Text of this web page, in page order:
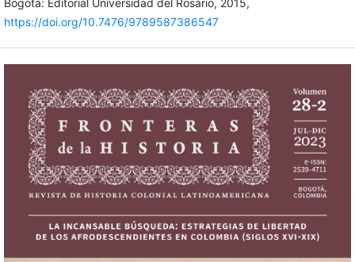
Bogotá: Editorial Universidad del Rosario, 2015,
https://doi.org/10.7476/9789587386547